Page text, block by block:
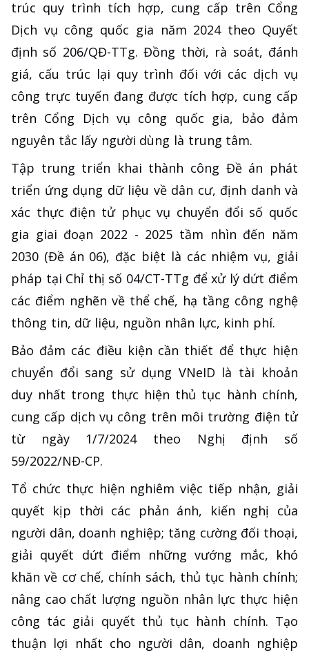
trúc quy trình tích hợp, cung cấp trên Cổng
Dịch vụ công quốc gia năm 2024 theo Quyết
định số 206/QĐ-TTg. Đồng thời, rà soát, đánh
giá, cấu trúc lại quy trình đối với các dịch vụ
công trực tuyến đang được tích hợp, cung cấp
trên Cổng Dịch vụ công quốc gia, bảo đảm
nguyên tắc lấy người dùng là trung tâm.
Tập trung triển khai thành công Đề án phát
triển ứng dụng dữ liệu về dân cư, định danh và
xác thực điện tử phục vụ chuyển đổi số quốc
gia giai đoạn 2022 - 2025 tầm nhìn đến năm
2030 (Đề án 06), đặc biệt là các nhiệm vụ, giải
pháp tại Chỉ thị số 04/CT-TTg để xử lý dứt điểm
các điểm nghẽn về thể chế, hạ tầng công nghệ
thông tin, dữ liệu, nguồn nhân lực, kinh phí.
Bảo đảm các điều kiện cần thiết để thực hiện
chuyển đổi sang sử dụng VNeID là tài khoản
duy nhất trong thực hiện thủ tục hành chính,
cung cấp dịch vụ công trên môi trường điện tử
từ ngày 1/7/2024 theo Nghị định số
59/2022/NĐ-CP.
Tổ chức thực hiện nghiêm việc tiếp nhận, giải
quyết kịp thời các phản ánh, kiến nghị của
người dân, doanh nghiệp; tăng cường đối thoại,
giải quyết dứt điểm những vướng mắc, khó
khăn về cơ chế, chính sách, thủ tục hành chính;
nâng cao chất lượng nguồn nhân lực thực hiện
công tác giải quyết thủ tục hành chính. Tạo
thuận lợi nhất cho người dân, doanh nghiệp